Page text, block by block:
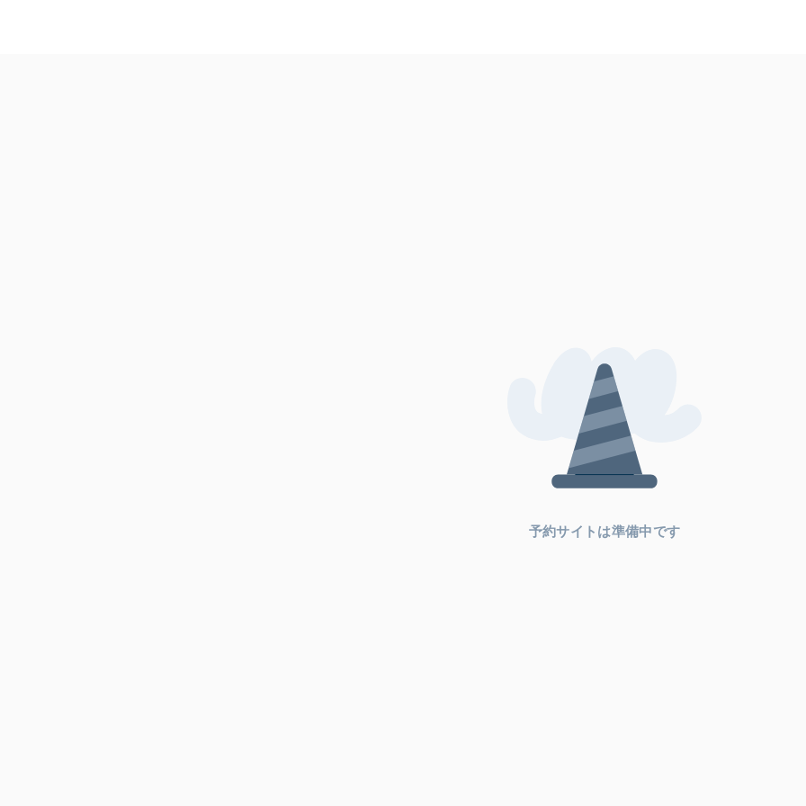
予約サイトは準備中です